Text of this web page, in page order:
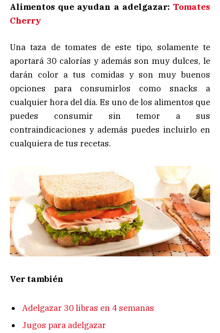
Alimentos que ayudan a adelgazar: Tomates
Cherry
Una taza de tomates de este tipo, solamente te
aportará 30 calorías y además son muy dulces, le
darán color a tus comidas y son muy buenos
opciones para consumirlos como snacks a
cualquier hora del día. Es uno de los alimentos que
puedes consumir sin temor a sus
contraindicaciones y además puedes incluirlo en
cualquiera de tus recetas.
Ver también
Adelgazar 30 libras en 4 semanas
Jugos para adelgazar